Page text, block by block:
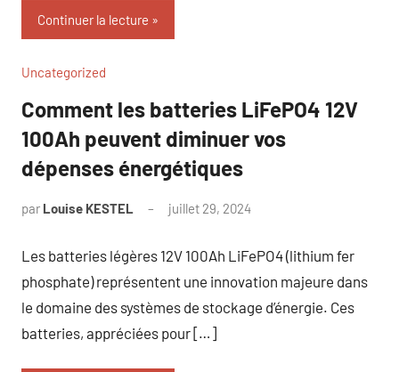
Continuer la lecture
Uncategorized
Comment les batteries LiFePO4 12V
100Ah peuvent diminuer vos
dépenses énergétiques
par Louise KESTEL juillet 29, 2024
Les batteries légères 12V 100Ah LiFePO4 (lithium fer
phosphate) représentent une innovation majeure dans
le domaine des systèmes de stockage d’énergie. Ces
batteries, appréciées pour […]